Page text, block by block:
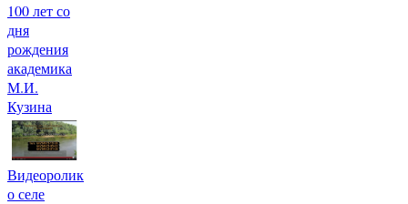
100 лет со
дня
рождения
академика
М.И.
Кузина
Видеоролик
о селе